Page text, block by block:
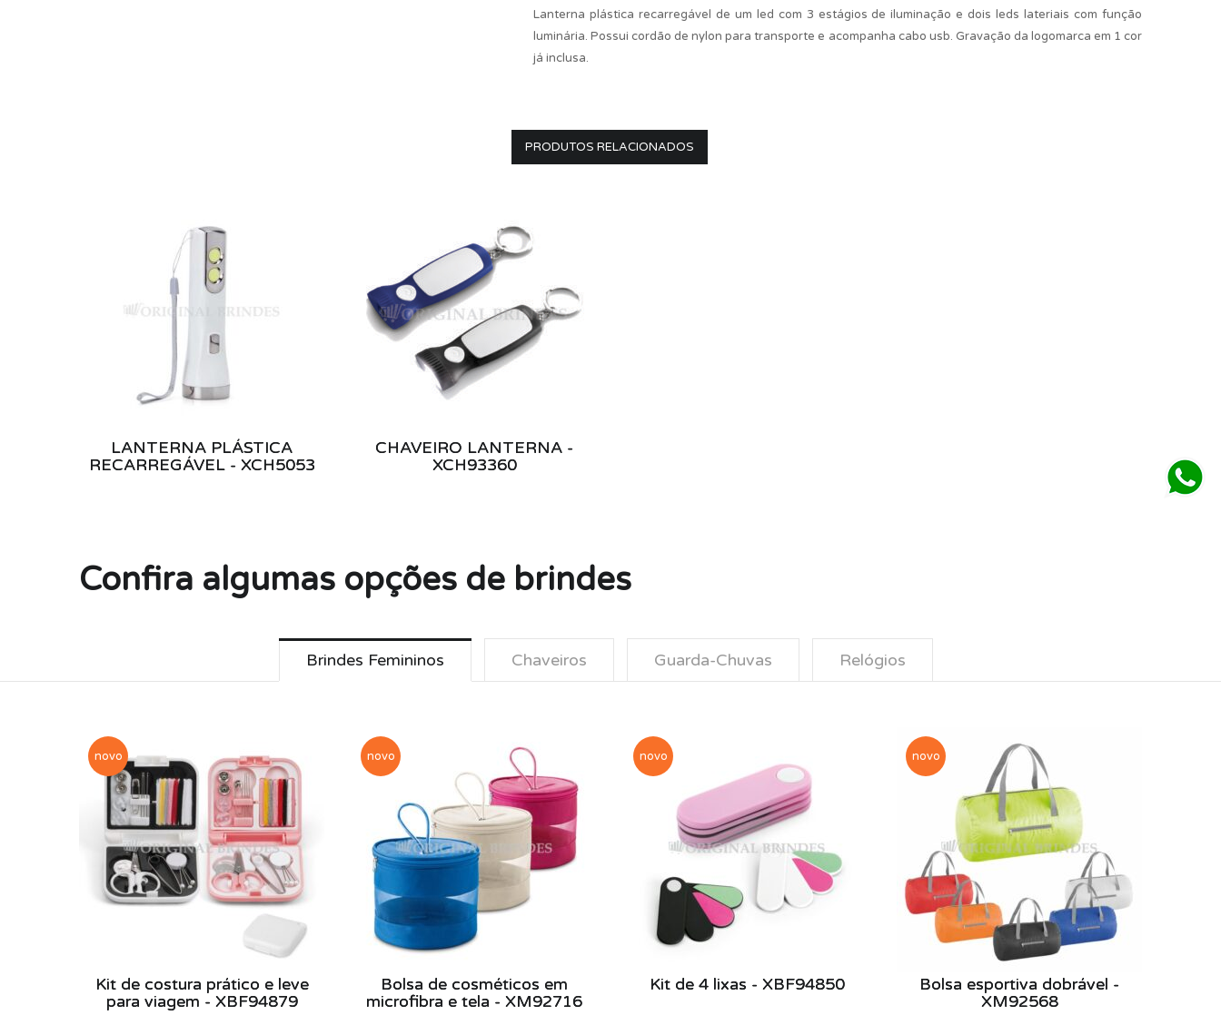
Lanterna plástica recarregável de um led com 3 estágios de iluminação e dois leds lateriais com função
luminária. Possui cordão de nylon para transporte e acompanha cabo usb. Gravação da logomarca em 1 cor
já inclusa.
PRODUTOS RELACIONADOS
LANTERNA PLÁSTICA
RECARREGÁVEL - XCH5053
CHAVEIRO LANTERNA -
XCH93360
Confira algumas opções de brindes
Brindes Femininos Chaveiros Guarda-Chuvas Relógios
novo
Kit de costura prático e leve
para viagem - XBF94879
novo
Bolsa de cosméticos em
microfibra e tela - XM92716
novo
Kit de 4 lixas - XBF94850
novo
Bolsa esportiva dobrável -
XM92568